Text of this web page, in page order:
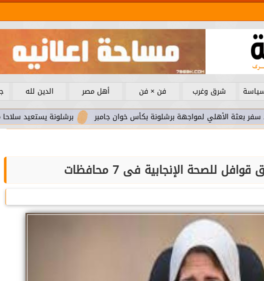
شرق وغرب فن × فن أهل مصر الدين لله
برشلونة يستعيد سلاحا مهما بعد لمواجهة برشلونة بكأس خوان جامبر
للصحة الإنجابية فى 7 محافظات